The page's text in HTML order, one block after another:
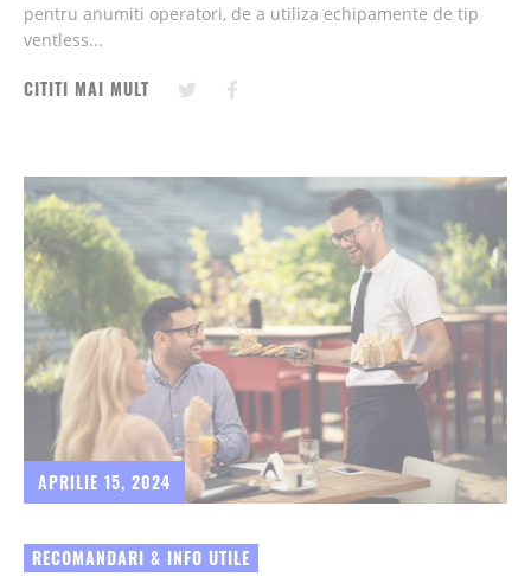
pentru anumiti operatori, de a utiliza echipamente de tip
ventless...
CITITI MAI MULT
APRILIE 15, 2024
RECOMANDARI & INFO UTILE